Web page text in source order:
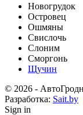
Новогрудок
Островец
Ошмяны
Свислочь
Слоним
Сморгонь
Щучин
© 2026 -
Разработка: Sait.by
Sign in